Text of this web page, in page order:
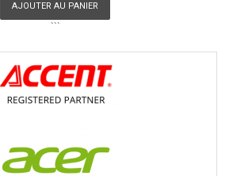
AJOUTER AU PANIER
```